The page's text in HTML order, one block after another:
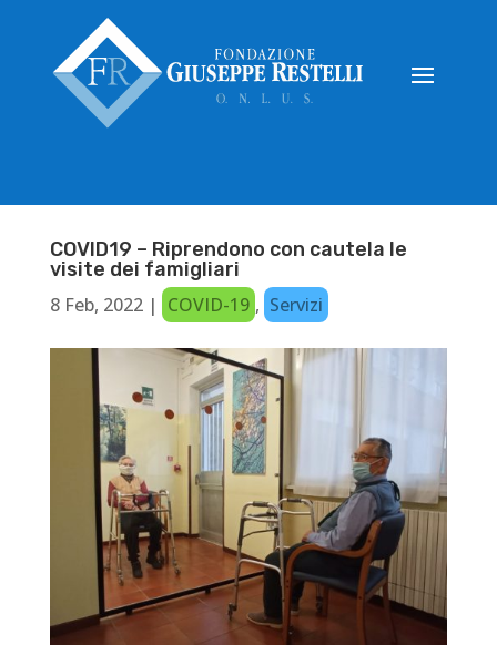
COVID19 – Riprendono con cautela le
visite dei famigliari
8 Feb, 2022| COVID-19 , Servizi